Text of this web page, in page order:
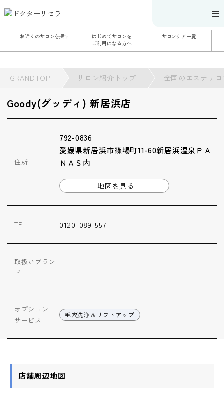
お近くのサロンを探す
はじめてサロンを
ご利用になる方へ
サロンケア一覧
ュー
角質ケア
角質ケア｜ポレーシ
ト
ラジオ波
血流チェック
GRANDTOP サロン紹介トップ 全国のエステサ
Goody(グッディ) 新居浜店
住所
792-0836
愛媛県新居浜市篠場町11-60新居浜温泉ＰＡ
ＮＡＳ内
地図を見る
TEL 0120-089-557
取扱いブラン
ド
オプション
サービス
毛穴洗浄＆リフトアップ
店舗周辺地図